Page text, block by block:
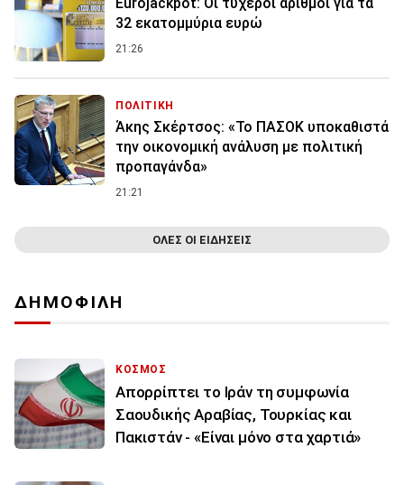
32 εκατoμμύρια ευρώ
21:26
ΠΟΛΙΤΙΚΗ
Άκης Σκέρτσος: «Το ΠΑΣΟΚ υποκαθιστά
την οικονομική ανάλυση με πολιτική
προπαγάνδα»
21:21
ΟΛΕΣ ΟΙ ΕΙΔΗΣΕΙΣ
ΔΗΜΟΦΙΛΗ
ΚΟΣΜΟΣ
Απορρίπτει το Ιράν τη συμφωνία
Σαουδικής Αραβίας, Τουρκίας και
Πακιστάν - «Είναι μόνο στα χαρτιά»